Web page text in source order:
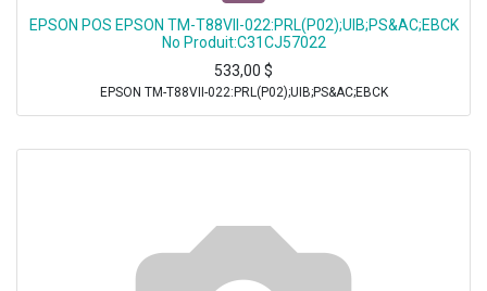
EPSON POS EPSON TM-T88VII-022:PRL(P02);UIB;PS&AC;EBCK
No Produit:C31CJ57022
533,00 $
EPSON TM-T88VII-022:PRL(P02);UIB;PS&AC;EBCK